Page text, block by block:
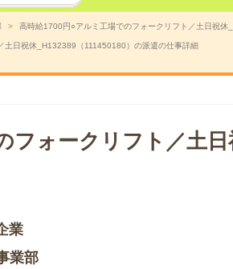
高時給1700円○アルミ工場でのフォークリフト／土日祝
土日祝休_H132389（111450180）の派遣の仕事詳細
フォークリフト／土日
業
業部